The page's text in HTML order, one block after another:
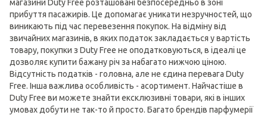
магазини Duty Free розташовані безпосередньо в зоні
прибуття пасажирів. Це допомагає уникати незручностей, що
виникають під час перевезення покупок. На відміну від
звичайних магазинів, в яких податок закладається у вартість
товару, покупки з Duty Free не оподатковуються, в ідеалі це
дозволяє купити бажану річ за набагато нижчою ціною.
Відсутність податків - головна, але не єдина перевага Duty
Free. Інша важлива особливість - асортимент. Найчастіше в
Duty Free ви можете знайти ексклюзивні товари, які в інших
умовах добути не так-то й просто. Багато брендів парфумерії